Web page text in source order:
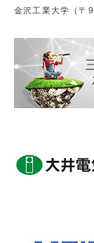
金沢工業大学（〒